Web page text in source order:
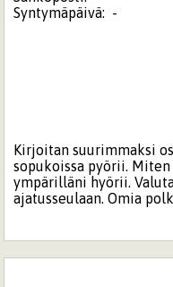
Syntymäpäivä: -
Kirjoitan suurimmaksi
sopukoissa pyörii.
ympärilläni hyörii.
ajatusseulaan. Omia